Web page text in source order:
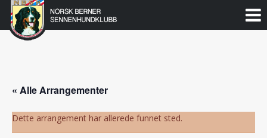
Gå
Norsk
Berner
« Alle Arrangementer
Dette arrangement har allerede funnet sted.